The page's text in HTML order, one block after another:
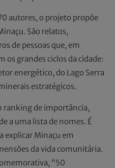
autores, o projeto propõe
São relatos,
de pessoas que, em
grandes ciclos da cidade:
energético, do Lago Serra
estratégicos.
ranking de importância,
a uma lista de nomes. É
explicar Minaçu em
da vida comunitária.
“50